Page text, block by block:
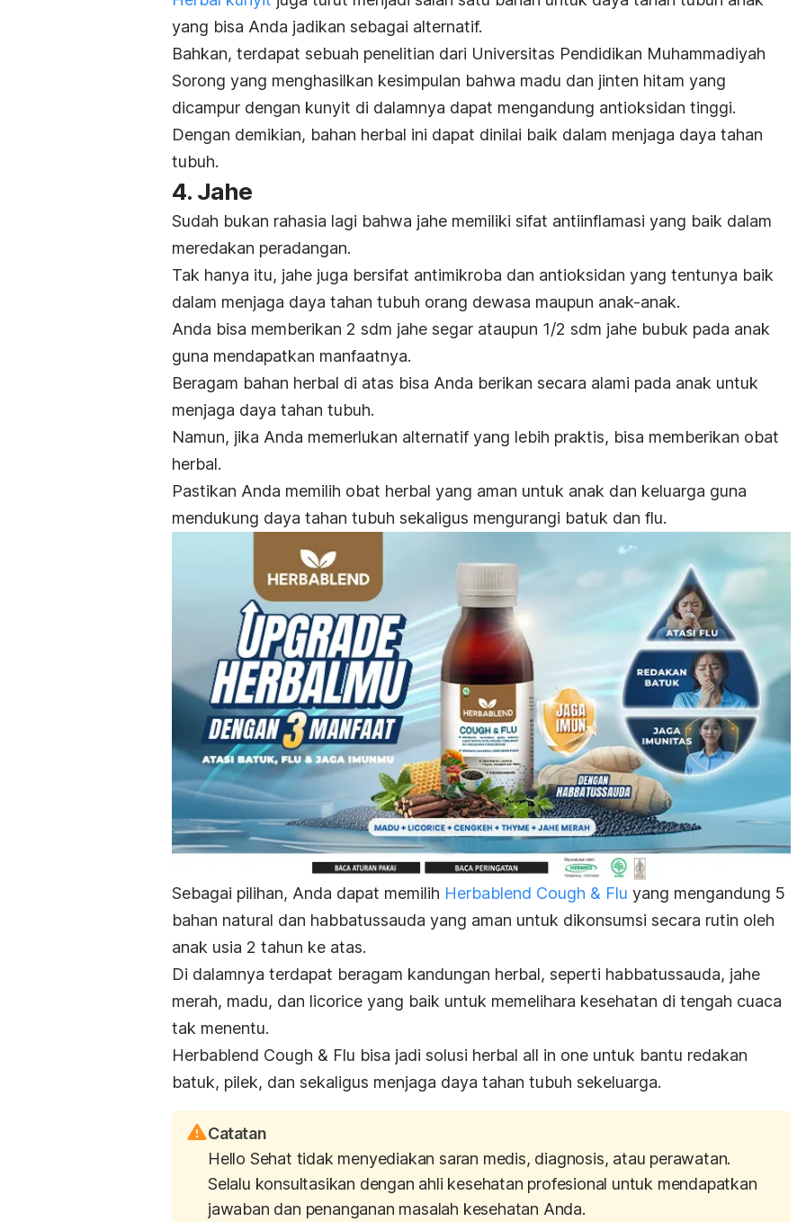
yang bisa Anda jadikan sebagai alternatif.
Bahkan, terdapat sebuah penelitian dari Universitas Pendidikan Muhammadiyah
Sorong yang menghasilkan kesimpulan bahwa madu dan jinten hitam yang
dicampur dengan kunyit di dalamnya dapat mengandung antioksidan tinggi.
Dengan demikian, bahan herbal ini dapat dinilai baik dalam menjaga daya tahan
tubuh.
4. Jahe
Sudah bukan rahasia lagi bahwa jahe memiliki sifat antiinflamasi yang baik dalam
meredakan peradangan.
Tak hanya itu, jahe juga bersifat antimikroba dan antioksidan yang tentunya baik
dalam menjaga daya tahan tubuh orang dewasa maupun anak-anak.
Anda bisa memberikan 2 sdm jahe segar ataupun 1/2 sdm jahe bubuk pada anak
guna mendapatkan manfaatnya.
Beragam bahan herbal di atas bisa Anda berikan secara alami pada anak untuk
menjaga daya tahan tubuh.
Namun, jika Anda memerlukan alternatif yang lebih praktis, bisa memberikan obat
herbal.
Pastikan Anda memilih obat herbal yang aman untuk anak dan keluarga guna
mendukung daya tahan tubuh sekaligus mengurangi batuk dan flu.
Sebagai pilihan, Anda dapat memilih Herbablend Cough & Flu yang mengandung 5
bahan natural dan habbatussauda yang aman untuk dikonsumsi secara rutin oleh
anak usia 2 tahun ke atas.
Di dalamnya terdapat beragam kandungan herbal, seperti habbatussauda, jahe
merah, madu, dan licorice yang baik untuk memelihara kesehatan di tengah cuaca
tak menentu.
Herbablend Cough & Flu bisa jadi solusi herbal all in one untuk bantu redakan
batuk, pilek, dan sekaligus menjaga daya tahan tubuh sekeluarga.
Catatan
Hello Sehat tidak menyediakan saran medis, diagnosis, atau perawatan.
Selalu konsultasikan dengan ahli kesehatan profesional untuk mendapatkan
jawaban dan penanganan masalah kesehatan Anda.